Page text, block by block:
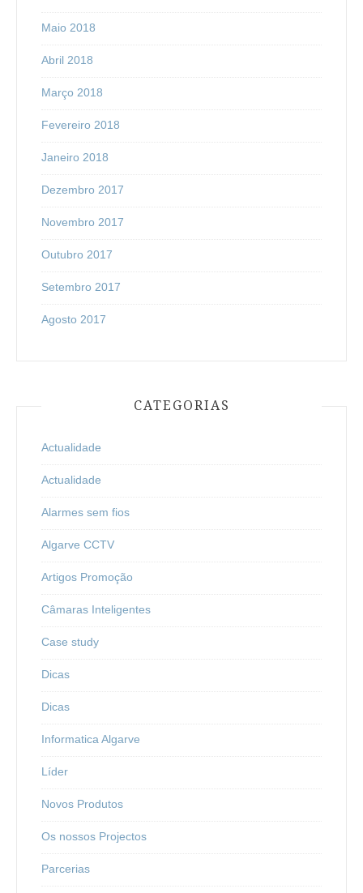
Maio 2018
Abril 2018
Março 2018
Fevereiro 2018
Janeiro 2018
Dezembro 2017
Novembro 2017
Outubro 2017
Setembro 2017
Agosto 2017
CATEGORIAS
Actualidade
Actualidade
Alarmes sem fios
Algarve CCTV
Artigos Promoção
Câmaras Inteligentes
Case study
Dicas
Dicas
Informatica Algarve
Líder
Novos Produtos
Os nossos Projectos
Parcerias